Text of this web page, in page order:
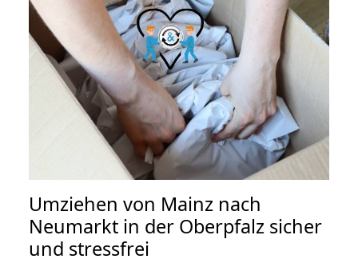
Umziehen von Mainz nach
Neumarkt in der Oberpfalz sicher
und stressfrei